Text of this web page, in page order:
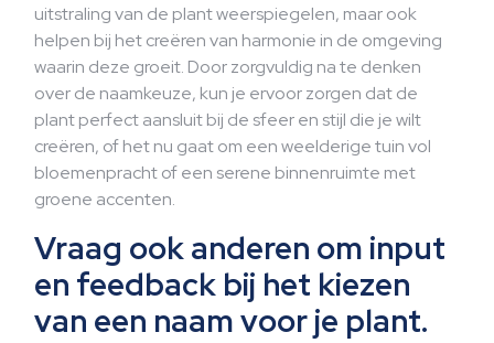
uitstraling van de plant weerspiegelen, maar ook
helpen bij het creëren van harmonie in de omgeving
waarin deze groeit. Door zorgvuldig na te denken
over de naamkeuze, kun je ervoor zorgen dat de
plant perfect aansluit bij de sfeer en stijl die je wilt
creëren, of het nu gaat om een weelderige tuin vol
bloemenpracht of een serene binnenruimte met
groene accenten.
Vraag ook anderen om input
en feedback bij het kiezen
van een naam voor je plant.